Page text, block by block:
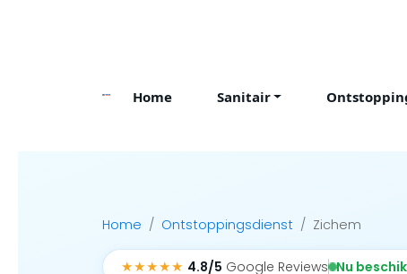
Home Sanitair
Home Ontstoppingsdienst Zichem
★★★★★ 4.8/5 Google Reviews Nu